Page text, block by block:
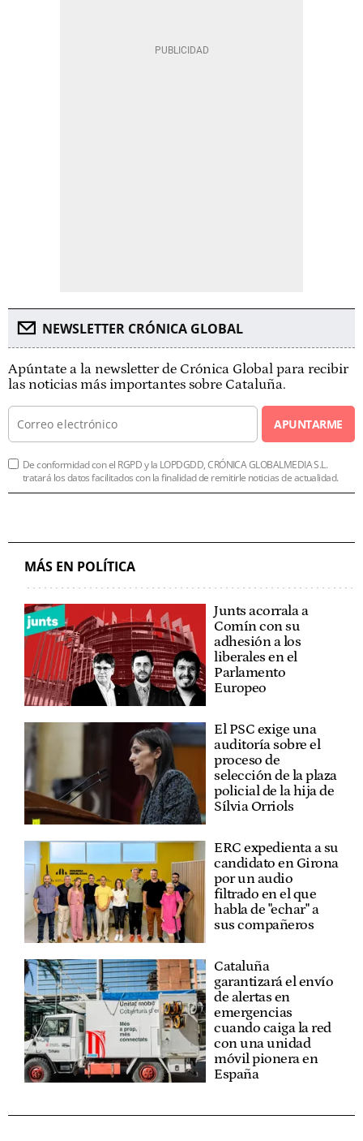
NEWSLETTER CRÓNICA GLOBAL
Apúntate a la newsletter de Crónica Global para recibir
las noticias más importantes sobre Cataluña.
APUNTARME
De conformidad con el RGPD y la LOPDGDD, CRÓNICA GLOBALMEDIA S.L.
tratará los datos facilitados con la finalidad de remitirle noticias de actualidad.
MÁS EN POLÍTICA
Junts acorrala a
Comín con su
adhesión a los
liberales en el
Parlamento
Europeo
El PSC exige una
auditoría sobre el
proceso de
selección de la plaza
policial de la hija de
Sílvia Orriols
ERC expedienta a su
candidato en Girona
por un audio
filtrado en el que
habla de "echar" a
sus compañeros
Cataluña
garantizará el envío
de alertas en
emergencias
cuando caiga la red
con una unidad
móvil pionera en
España